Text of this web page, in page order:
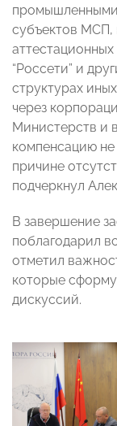
субъектов МСП,
“Россети” и
структурах
через
Министерств и
компенсацию
причине
подчеркнул
В завершение
поблагодарил
отметил
которые
дискуссий.